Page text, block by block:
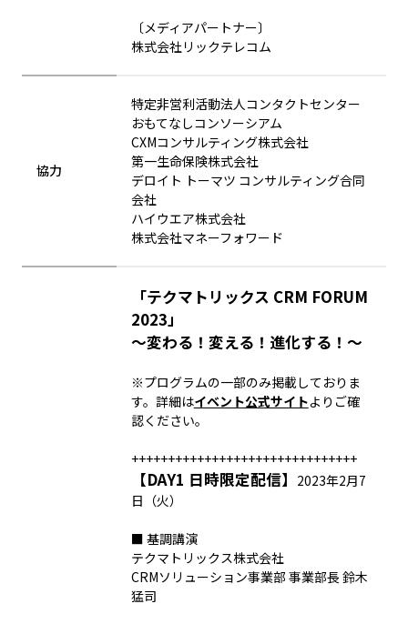
〔メディアパートナー〕
株式会社リックテレコム
協力
特定非営利活動法人コンタクトセンター
おもてなしコンソーシアム
CXMコンサルティング株式会社
第一生命保険株式会社
デロイト トーマツ コンサルティング合同
会社
ハイウエア株式会社
株式会社マネーフォワード
「テクマトリックス CRM FORUM
2023」
～変わる！変える！進化する！～
※プログラムの一部のみ掲載しておりま
す。詳細はイベント公式サイトよりご確
認ください。
+++++++++++++++++++++++++++++++
【DAY1 日時限定配信】 2023年2月7
日（火）
■ 基調講演
テクマトリックス株式会社
CRMソリューション事業部 事業部長 鈴木
猛司